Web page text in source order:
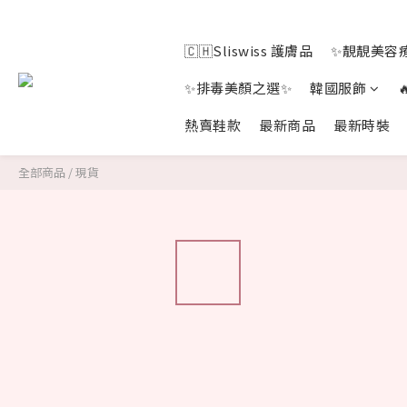
🇨🇭Sliswiss 護膚品
✨靚靚美容
✨排毒美顏之選✨
韓國服飾
熱賣鞋款
最新商品 最新時裝
全部商品 /現貨